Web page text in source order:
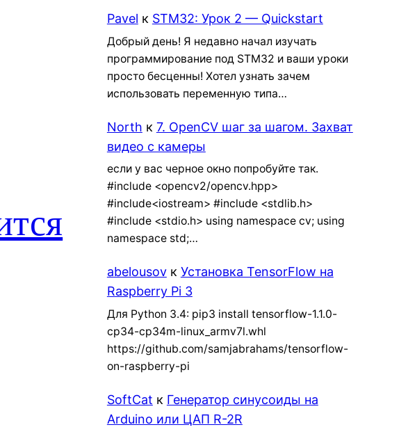
Pavel к STM32: Урок 2 — Quickstart
Добрый день! Я недавно начал изучать
программирование под STM32 и ваши уроки
просто бесценны! Хотел узнать зачем
использовать переменную типа…
North к 7. OpenCV шаг за шагом. Захват
видео с камеры
если у вас черное окно попробуйте так.
#include <opencv2/opencv.hpp>
#include<iostream> #include <stdlib.h>
#include <stdio.h> using namespace cv; using
namespace std;…
abelousovк Установка TensorFlow на
Raspberry Pi 3
Для Python 3.4: pip3 install tensorflow-1.1.0-
cp34-cp34m-linux_armv7l.whl
https://github.com/samjabrahams/tensorflow-
on-raspberry-pi
SoftCat к Генератор синусоиды на
Arduino или ЦАП R-2R